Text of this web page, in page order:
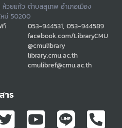
วยแก้ว ตำบลสุเทพ อำเภอเมือง
หม่ 50200
รศัพท์ 053-944531, 053-944589
facebook.com/LibraryCMU
@cmulibrary
library.cmu.ac.th
cmulibref@cmu.ac.th
าร